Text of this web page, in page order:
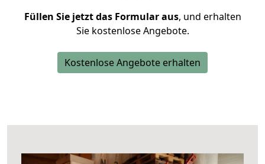
Füllen Sie jetzt das Formular aus, und erhalten
Sie kostenlose Angebote.
Kostenlose Angebote erhalten